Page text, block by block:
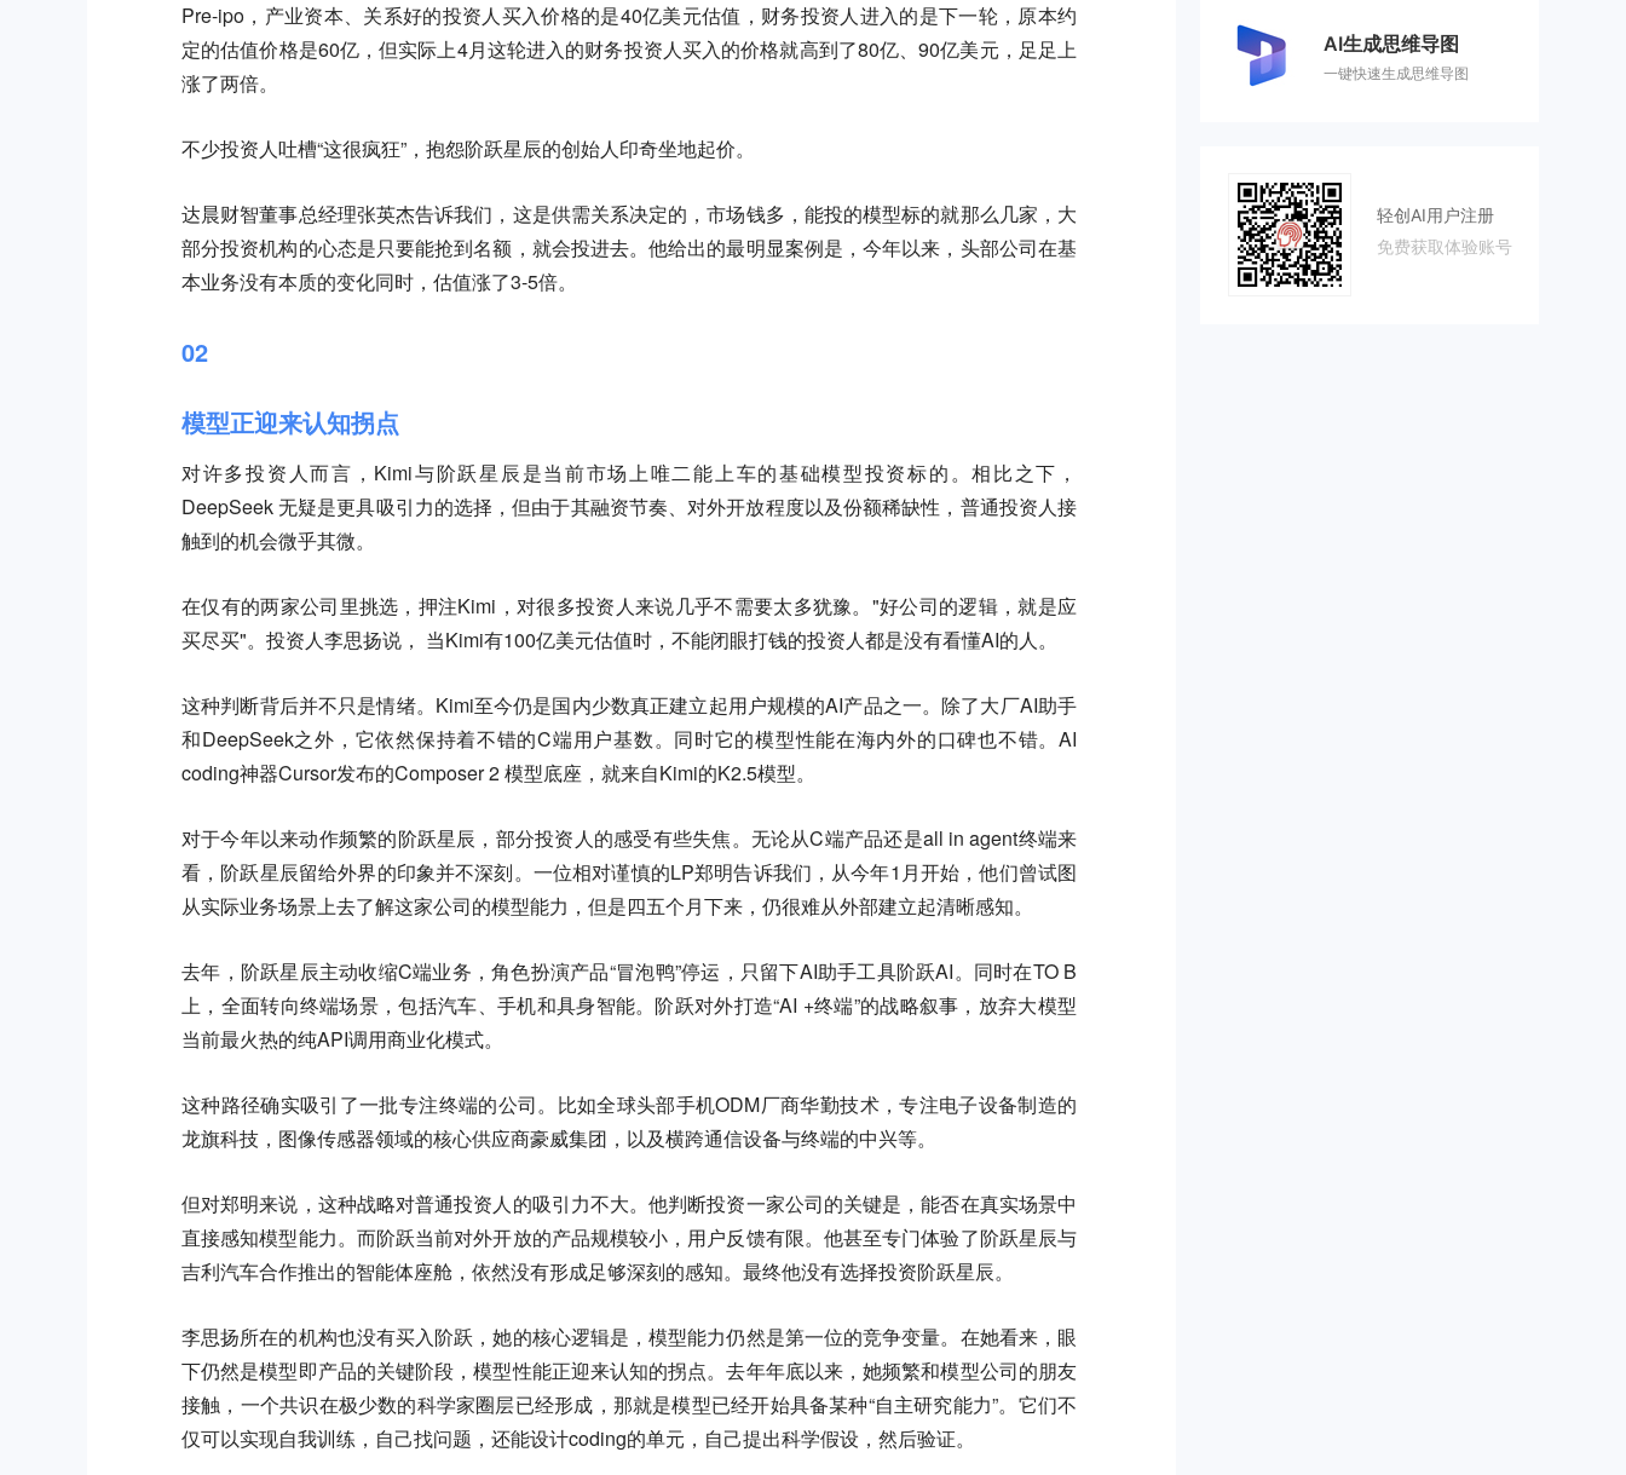
AI生成思维导图
一键快速生成思维导图
轻创AI用户注册
免费获取体验账号
Pre-ipo，产业资本、关系好的投资人买入价格的是40亿美元估值，财务投资人进入的是下一轮，原本约
定的估值价格是60亿，但实际上4月这轮进入的财务投资人买入的价格就高到了80亿、90亿美元，足足上
涨了两倍。
不少投资人吐槽“这很疯狂”，抱怨阶跃星辰的创始人印奇坐地起价。
达晨财智董事总经理张英杰告诉我们，这是供需关系决定的，市场钱多，能投的模型标的就那么几家，大
部分投资机构的心态是只要能抢到名额，就会投进去。他给出的最明显案例是，今年以来，头部公司在基
本业务没有本质的变化同时，估值涨了3-5倍。
02
模型正迎来认知拐点
对许多投资人而言，Kimi与阶跃星辰是当前市场上唯二能上车的基础模型投资标的。相比之下，
DeepSeek 无疑是更具吸引力的选择，但由于其融资节奏、对外开放程度以及份额稀缺性，普通投资人接
触到的机会微乎其微。
在仅有的两家公司里挑选，押注Kimi，对很多投资人来说几乎不需要太多犹豫。"好公司的逻辑，就是应
买尽买"。投资人李思扬说， 当Kimi有100亿美元估值时，不能闭眼打钱的投资人都是没有看懂AI的人。
这种判断背后并不只是情绪。Kimi至今仍是国内少数真正建立起用户规模的AI产品之一。除了大厂AI助手
和DeepSeek之外，它依然保持着不错的C端用户基数。同时它的模型性能在海内外的口碑也不错。AI
coding神器Cursor发布的Composer 2 模型底座，就来自Kimi的K2.5模型。
对于今年以来动作频繁的阶跃星辰，部分投资人的感受有些失焦。无论从C端产品还是all in agent终端来
看，阶跃星辰留给外界的印象并不深刻。一位相对谨慎的LP郑明告诉我们，从今年1月开始，他们曾试图
从实际业务场景上去了解这家公司的模型能力，但是四五个月下来，仍很难从外部建立起清晰感知。
去年，阶跃星辰主动收缩C端业务，角色扮演产品“冒泡鸭”停运，只留下AI助手工具阶跃AI。同时在TO B
上，全面转向终端场景，包括汽车、手机和具身智能。阶跃对外打造“AI +终端”的战略叙事，放弃大模型
当前最火热的纯API调用商业化模式。
这种路径确实吸引了一批专注终端的公司。比如全球头部手机ODM厂商华勤技术，专注电子设备制造的
龙旗科技，图像传感器领域的核心供应商豪威集团，以及横跨通信设备与终端的中兴等。
但对郑明来说，这种战略对普通投资人的吸引力不大。他判断投资一家公司的关键是，能否在真实场景中
直接感知模型能力。而阶跃当前对外开放的产品规模较小，用户反馈有限。他甚至专门体验了阶跃星辰与
吉利汽车合作推出的智能体座舱，依然没有形成足够深刻的感知。最终他没有选择投资阶跃星辰。
李思扬所在的机构也没有买入阶跃，她的核心逻辑是，模型能力仍然是第一位的竞争变量。在她看来，眼
下仍然是模型即产品的关键阶段，模型性能正迎来认知的拐点。去年年底以来，她频繁和模型公司的朋友
接触，一个共识在极少数的科学家圈层已经形成，那就是模型已经开始具备某种“自主研究能力”。它们不
仅可以实现自我训练，自己找问题，还能设计coding的单元，自己提出科学假设，然后验证。